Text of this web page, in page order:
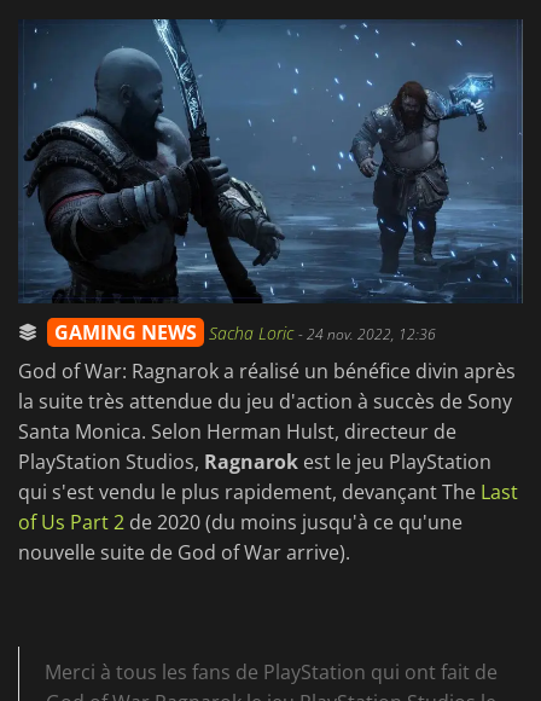
GAMING NEWS Sacha Loric-24 nov. 2022, 12:36
God of War: Ragnarok a réalisé un bénéfice divin après
la suite très attendue du jeu d'action à succès de Sony
Santa Monica. Selon Herman Hulst, directeur de
PlayStation Studios, Ragnarok est le jeu PlayStation
qui s'est vendu le plus rapidement, devançant The Last
of Us Part 2 de 2020 (du moins jusqu'à ce qu'une
nouvelle suite de God of War arrive).
Merci à tous les fans de PlayStation qui ont fait de